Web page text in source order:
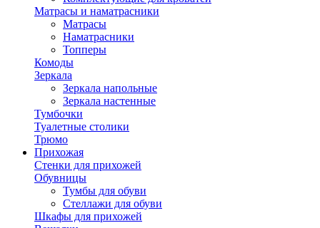
Матрасы и наматрасники
Матрасы
Наматрасники
Топперы
Комоды
Зеркала
Зеркала напольные
Зеркала настенные
Тумбочки
Туалетные столики
Трюмо
Прихожая
Стенки для прихожей
Обувницы
Тумбы для обуви
Стеллажи для обуви
Шкафы для прихожей